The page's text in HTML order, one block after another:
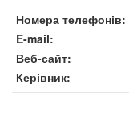
Номера телефонів
E-mail
Веб-сайт
Керівник